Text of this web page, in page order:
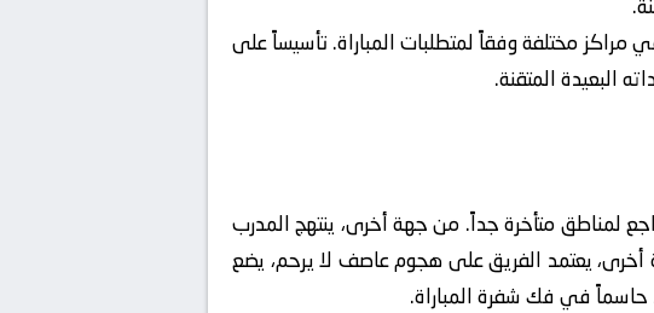
مختلفة وفقاً لمتطلبات المباراة. تأسيساً على
البعيدة المتقنة.
لمناطق متأخرة جداً. من جهة أخرى، ينتهج المدرب
يعتمد الفريق على هجوم عاصف لا يرحم، يضع
حاسماً في فك شفرة المباراة.